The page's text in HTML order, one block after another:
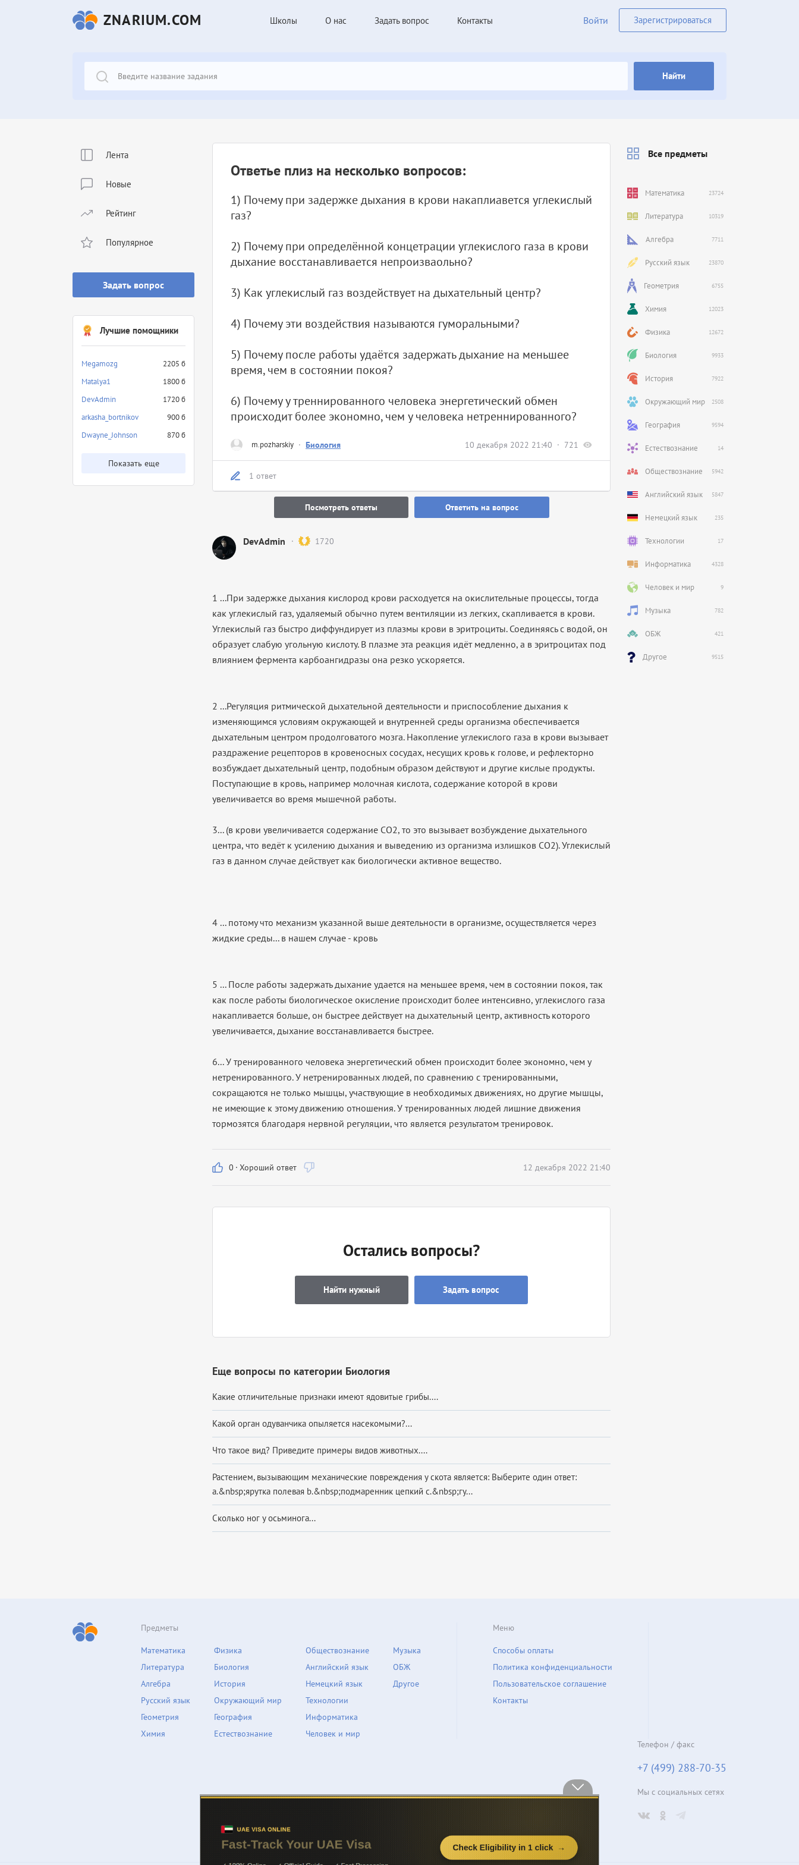
ZNARIUM.COM Школы О нас Задать вопрос Контакты Войти Зарегистрироваться
Найти
Лента
Новые
Рейтинг
Популярное
Задать вопрос
Лучшие помощники
Megamozg
2205 б
Matalya1
1800 б
DevAdmin
1720 б
arkasha_bortnikov
900 б
Dwayne_Johnson
870 б
Показать еще
m.pozharskiy · Биология 10 декабря 2022 21:40 721
Ответье плиз на несколько вопросов:
1) Почему при задержке дыхания в крови накаплиавется углекислый
газ?
2) Почему при определённой концетрации углекислого газа в крови
дыхание восстанавливается непроизваольно?
3) Как углекислый газ воздействует на дыхательный центр?
4) Почему эти воздействия называются гуморальными?
5) Почему после работы удаётся задержать дыхание на меньшее
время, чем в состоянии покоя?
6) Почему у треннированного человека энергетический обмен
происходит более экономно, чем у человека нетреннированного?
1 ответ
Посмотреть ответы Ответить на вопрос
DevAdmin 1720
1 ...При задержке дыхания кислород крови расходуется на окислительные процессы, тогда
как углекислый газ, удаляемый обычно путем вентиляции из легких, скапливается в крови.
Углекислый газ быстро диффундирует из плазмы крови в эритроциты. Соединяясь с водой, он
образует слабую угольную кислоту. В плазме эта реакция идёт медленно, а в эритроцитах под
влиянием фермента карбоангидразы она резко ускоряется.
2 ...Регуляция ритмической дыхательной деятельности и приспособление дыхания к
изменяющимся условиям окружающей и внутренней среды организма обеспечивается
дыхательным центром продолговатого мозга. Накопление углекислого газа в крови вызывает
раздражение рецепторов в кровеносных сосудах, несущих кровь к голове, и рефлекторно
возбуждает дыхательный центр, подобным образом действуют и другие кислые продукты.
Поступающие в кровь, например молочная кислота, содержание которой в крови
увеличивается во время мышечной работы.
3... (в крови увеличивается содержание CO2, то это вызывает возбуждение дыхательного
центра, что ведёт к усилению дыхания и выведению из организма излишков CO2). Углекислый
газ в данном случае действует как биологически активное вещество.
4 ... потому что механизм указанной выше деятельности в организме, осуществляется через
жидкие среды... в нашем случае - кровь
5 ... После работы задержать дыхание удается на меньшее время, чем в состоянии покоя, так
как после работы биологическое окисление происходит более интенсивно, углекислого газа
накапливается больше, он быстрее действует на дыхательный центр, активность которого
увеличивается, дыхание восстанавливается быстрее.
6... У тренированного человека энергетический обмен происходит более экономно, чем у
нетренированного. У нетренированных людей, по сравнению с тренированными,
сокращаются не только мышцы, участвующие в необходимых движениях, но другие мышцы,
не имеющие к этому движению отношения. У тренированных людей лишние движения
тормозятся благодаря нервной регуляции, что является результатом тренировок.
0 · Хороший ответ 12 декабря 2022 21:40
Остались вопросы?
Найти нужный Задать вопрос
Еще вопросы по категории Биология
Какие отличительные признаки имеют ядовитые грибы....
Какой орган одуванчика опыляется насекомыми?...
Что такое вид? Приведите примеры видов животных....
Растением, вызывающим механические повреждения у скота является: Выберите один ответ:
a.&nbsp;ярутка полевая b.&nbsp;подмаренник цепкий c.&nbsp;гу...
Сколько ног у осьминога...
Все предметы
Математика 23724
Литература 10319
Алгебра 7711
Русский язык 23870
Геометрия 6755
Химия 12023
Физика 12672
Биология 9933
История 7922
Окружающий мир 2508
География 9594
Естествознание 14
Обществознание 5942
Английский язык 5847
Немецкий язык 235
Технологии 17
Информатика 4328
Человек и мир 9
Музыка 782
ОБЖ 421
Другое 9515
Предметы
Математика
Литература
Алгебра
Русский язык
Геометрия
Химия
Физика
Биология
История
Окружающий мир
География
Естествознание
Обществознание
Английский язык
Немецкий язык
Технологии
Информатика
Человек и мир
Музыка
ОБЖ
Другое
Меню
Способы оплаты
Политика конфиденциальности
Пользовательское соглашение
Контакты
Телефон / факс
+7 (499) 288-70-35
Мы с социальных сетях